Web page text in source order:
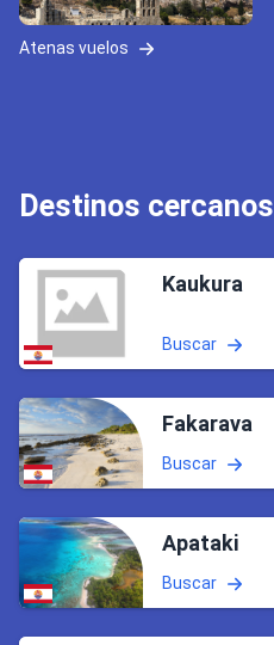
Atenas vuelos
Destinos cercanos
Kaukura
Buscar
Fakarava
Buscar
Apataki
Buscar